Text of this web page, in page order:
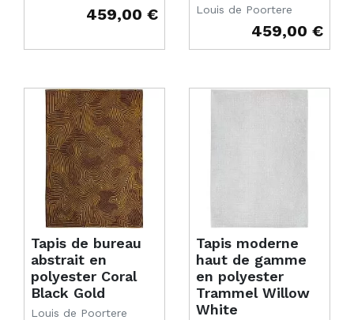
459,00 € Louis de Poortere
459,00 €
Tapis de bureau
abstrait en
polyester Coral
Black Gold
Louis de Poortere
Tapis moderne
haut de gamme
en polyester
Trammel Willow
White